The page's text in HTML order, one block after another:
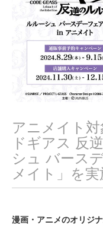
アニメイト
ドギアス 反
シュ バース
メイト」を実
漫画・アニメのオリジ